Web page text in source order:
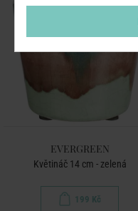
EVERGREEN
Květináč 14 cm - zelená
199 Kč